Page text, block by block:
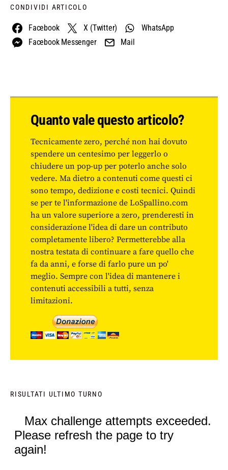
CONDIVIDI ARTICOLO
Facebook X (Twitter)
WhatsApp
Facebook Messenger
Mail
Quanto vale questo articolo?
Tecnicamente zero, perché non hai dovuto
spendere un centesimo per leggerlo o
chiudere un pop-up per poterlo anche solo
vedere. Ma dietro a contenuti come questi ci
sono tempo, dedizione e costi tecnici. Quindi
se per te l'informazione de LoSpallino.com
ha un valore superiore a zero, prenderesti in
considerazione l'idea di dare un contributo
completamente libero? Permetterebbe alla
nostra testata di continuare a fare quello che
fa da anni, e forse di farlo pure un po'
meglio. Sempre con l'idea di mantenere i
contenuti accessibili a tutti, senza
limitazioni.
RISULTATI ULTIMO TURNO